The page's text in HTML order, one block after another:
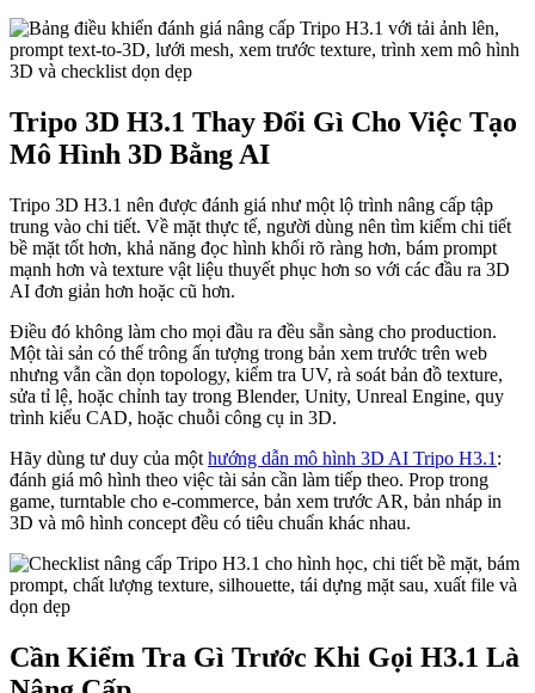
Tripo 3D H3.1 Thay Đổi Gì Cho Việc Tạo
Mô Hình 3D Bằng AI
Tripo 3D H3.1 nên được đánh giá như một lộ trình nâng cấp tập
trung vào chi tiết. Về mặt thực tế, người dùng nên tìm kiếm chi tiết
bề mặt tốt hơn, khả năng đọc hình khối rõ ràng hơn, bám prompt
mạnh hơn và texture vật liệu thuyết phục hơn so với các đầu ra 3D
AI đơn giản hơn hoặc cũ hơn.
Điều đó không làm cho mọi đầu ra đều sẵn sàng cho production.
Một tài sản có thể trông ấn tượng trong bản xem trước trên web
nhưng vẫn cần dọn topology, kiểm tra UV, rà soát bản đồ texture,
sửa tỉ lệ, hoặc chỉnh tay trong Blender, Unity, Unreal Engine, quy
trình kiểu CAD, hoặc chuỗi công cụ in 3D.
Hãy dùng tư duy của một hướng dẫn mô hình 3D AI Tripo H3.1 :
đánh giá mô hình theo việc tài sản cần làm tiếp theo. Prop trong
game, turntable cho e-commerce, bản xem trước AR, bản nháp in
3D và mô hình concept đều có tiêu chuẩn khác nhau.
Cần Kiểm Tra Gì Trước Khi Gọi H3.1 Là